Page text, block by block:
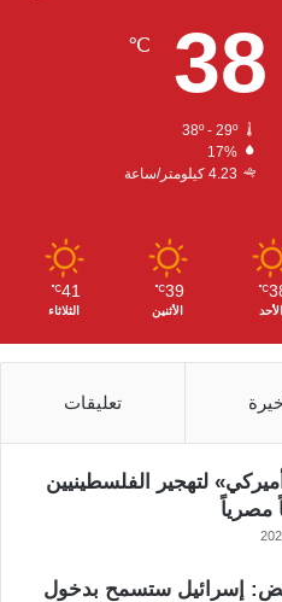
و
ب
ق
ا
38
℃
38º - 29º
17%
4.23 كيلومتر/ساعة
℃
الأحد
39
℃
الأثنين
41
℃
الثلاثاء
تعليقات
لتهجير الفلسطينيين
مصرياً
إسرائيل ستسمح بدخول